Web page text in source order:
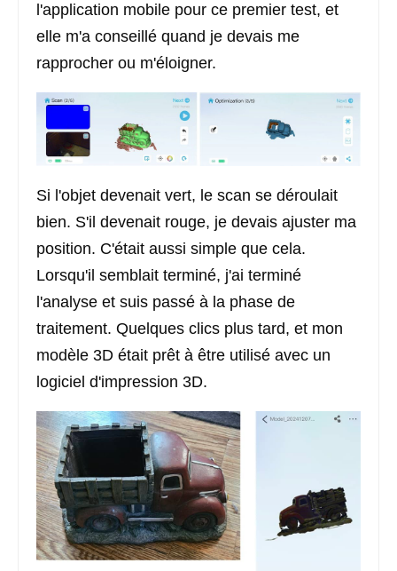
l'application mobile pour ce premier test, et
elle m'a conseillé quand je devais me
rapprocher ou m'éloigner.
Si l'objet devenait vert, le scan se déroulait
bien. S'il devenait rouge, je devais ajuster ma
position. C'était aussi simple que cela.
Lorsqu'il semblait terminé, j'ai terminé
l'analyse et suis passé à la phase de
traitement. Quelques clics plus tard, et mon
modèle 3D était prêt à être utilisé avec un
logiciel d'impression 3D.